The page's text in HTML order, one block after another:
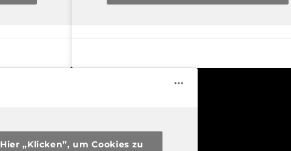
Hier „Klicken”, um Cookies zu